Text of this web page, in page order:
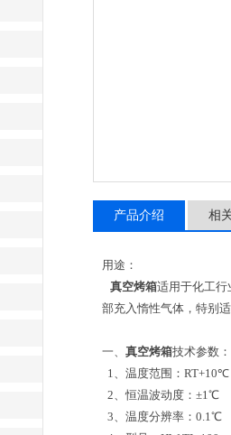
产品介绍 相
用途：
真空烤箱适用于化工行
部充入惰性气体，特别
一、 真空烤箱技术参数：
1、温度范围：
2、恒温波动度：±1℃
3、温度分辨率：0.1℃